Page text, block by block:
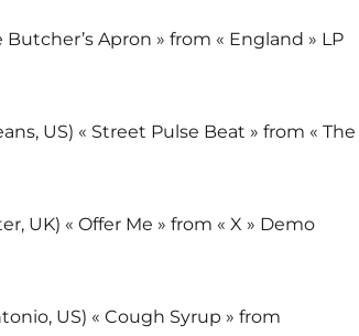
Butcher’s Apron » from « England » LP
US) « Street Pulse Beat » from « The
UK) « Offer Me » from « X » Demo
US) « Cough Syrup » from